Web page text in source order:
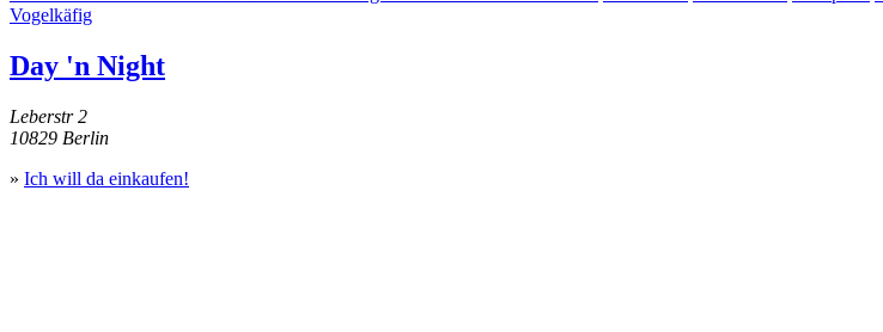
Vogelkäfig
Day 'n Night
Leberstr 2
10829 Berlin
» Ich will da einkaufen!